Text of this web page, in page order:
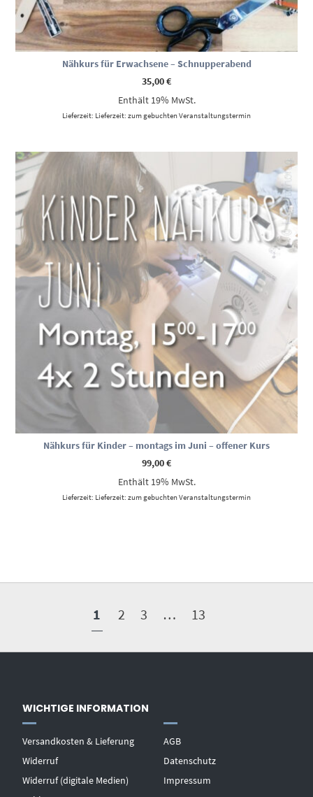
Nähkurs für Erwachsene – Schnupperabend
35,00€
Enthält 19% MwSt.
Lieferzeit: Lieferzeit: zum gebuchten Veranstaltungstermin
Nähkurs für Kinder – montags im Juni – offener Kurs
99,00€
Enthält 19% MwSt.
Lieferzeit: Lieferzeit: zum gebuchten Veranstaltungstermin
1 2 3 … 13
WICHTIGE INFORMATION
Versandkosten & Lieferung
Widerruf
Widerruf (digitale Medien)
AGB
Datenschutz
Impressum